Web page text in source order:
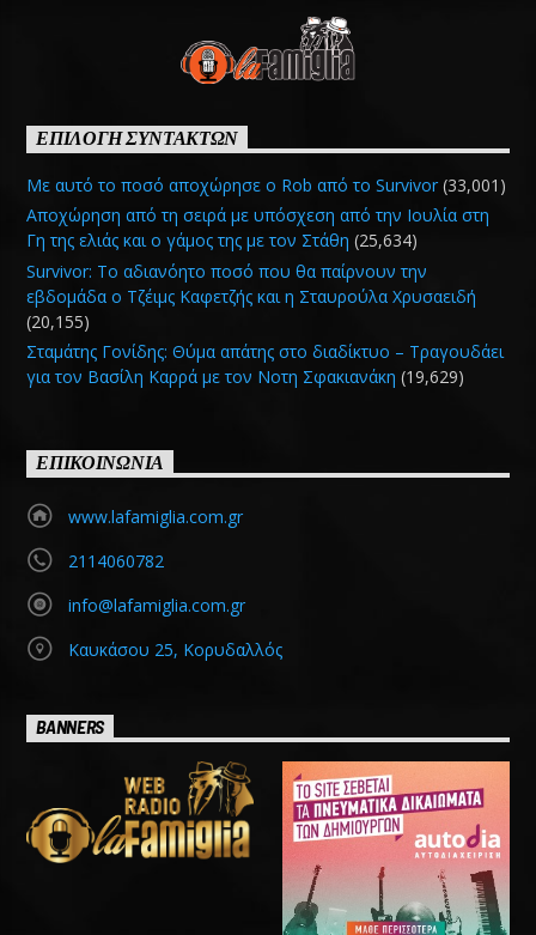
ΕΠΙΛΟΓΗ ΣΥΝΤΑΚΤΩΝ
Με αυτό το ποσό αποχώρησε ο Rob από το Survivor (33,001)
Αποχώρηση από τη σειρά με υπόσχεση από την Ιουλία στη
Γη της ελιάς και ο γάμος της με τον Στάθη (25,634)
Survivor: Το αδιανόητο ποσό που θα παίρνουν την
εβδομάδα ο Τζέιμς Καφετζής και η Σταυρούλα Χρυσαειδή
(20,155)
Σταμάτης Γονίδης: Θύμα απάτης στο διαδίκτυο – Τραγουδάει
για τον Βασίλη Καρρά με τον Νοτη Σφακιανάκη (19,629)
ΕΠΙΚΟΙΝΩΝΙΑ
www.lafamiglia.com.gr
2114060782
info@lafamiglia.com.gr
Καυκάσου 25, Κορυδαλλός
BANNERS